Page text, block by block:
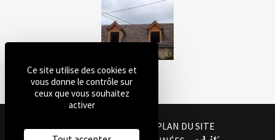
PLAN DU SITE
Ce site utilise des cookies et
vous donne le contrôle sur
ceux que vous souhaitez
activer